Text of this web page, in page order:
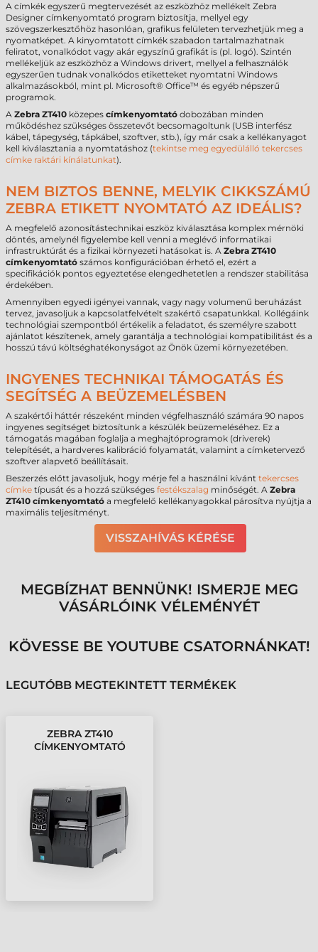
A címkék egyszerű megtervezését az eszközhöz mellékelt Zebra
Designer címkenyomtató program biztosítja, mellyel egy
szövegszerkesztőhöz hasonlóan, grafikus felületen tervezhetjük meg a
nyomatképet. A kinyomtatott címkék szabadon tartalmazhatnak
feliratot, vonalkódot vagy akár egyszínű grafikát is (pl. logó). Szintén
mellékeljük az eszközhöz a Windows drivert, mellyel a felhasználók
egyszerűen tudnak vonalkódos etiketteket nyomtatni Windows
alkalmazásokból, mint pl. Microsoft® Office™ és egyéb népszerű
programok.
A Zebra ZT410 közepes címkenyomtató dobozában minden
működéshez szükséges összetevőt becsomagoltunk (USB interfész
kábel, tápegység, tápkábel, szoftver, stb.), így már csak a kellékanyagot
kell kiválasztania a nyomtatáshoz (tekintse meg egyedülálló tekercses
címke raktári kínálatunkat).
NEM BIZTOS BENNE, MELYIK CIKKSZÁMÚ
ZEBRA ETIKETT NYOMTATÓ AZ IDEÁLIS?
A megfelelő azonosítástechnikai eszköz kiválasztása komplex mérnöki
döntés, amelynél figyelembe kell venni a meglévő informatikai
infrastruktúrát és a fizikai környezeti hatásokat is. A Zebra ZT410
címkenyomtató számos konfigurációban érhető el, ezért a
specifikációk pontos egyeztetése elengedhetetlen a rendszer stabilitása
érdekében.
Amennyiben egyedi igényei vannak, vagy nagy volumenű beruházást
tervez, javasoljuk a kapcsolatfelvételt szakértő csapatunkkal. Kollégáink
technológiai szempontból értékelik a feladatot, és személyre szabott
ajánlatot készítenek, amely garantálja a technológiai kompatibilitást és a
hosszú távú költséghatékonyságot az Önök üzemi környezetében.
INGYENES TECHNIKAI TÁMOGATÁS ÉS
SEGÍTSÉG A BEÜZEMELÉSBEN
A szakértői háttér részeként minden végfelhasználó számára 90 napos
ingyenes segítséget biztosítunk a készülék beüzemeléséhez. Ez a
támogatás magában foglalja a meghajtóprogramok (driverek)
telepítését, a hardveres kalibráció folyamatát, valamint a címketervező
szoftver alapvető beállításait.
Beszerzés előtt javasoljuk, hogy mérje fel a használni kívánt tekercses
címke típusát és a hozzá szükséges festékszalag minőségét. A Zebra
ZT410 címkenyomtató a megfelelő kellékanyagokkal párosítva nyújtja a
maximális teljesítményt.
VISSZAHÍVÁS KÉRÉSE
MEGBÍZHAT BENNÜNK! ISMERJE MEG
VÁSÁRLÓINK VÉLEMÉNYÉT
KÖVESSE BE YOUTUBE CSATORNÁNKAT!
LEGUTÓBB MEGTEKINTETT TERMÉKEK
ZEBRA ZT410
CÍMKENYOMTATÓ